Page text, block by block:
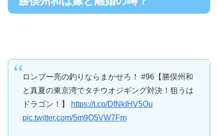
ロンブー亮の釣りならまかせろ！ #96【勝俣州和
と真夏の東京湾でタチウオジギング対決！狙うは
ドラゴン！】
https://t.co/DfNkIHV5Ou
pic.twitter.com/5m9O5VW7Fm